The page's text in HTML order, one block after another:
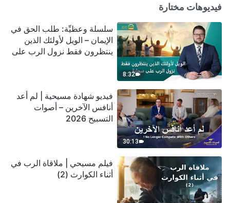
فيديوهات مختارة
8:32
سلسلة وعظيِّة: طلب الحق في
الإيمان – الويل لأولئك الذين
ينتظرون فقط نزول الرب على
30:13
فيديو شهادة مسيحية | لم أعد
أنافس الآخرين – أصوات
التسبيح 2026
فيلم مسيحي | ملاقاة الرب في
أثناء الكوارث (2)